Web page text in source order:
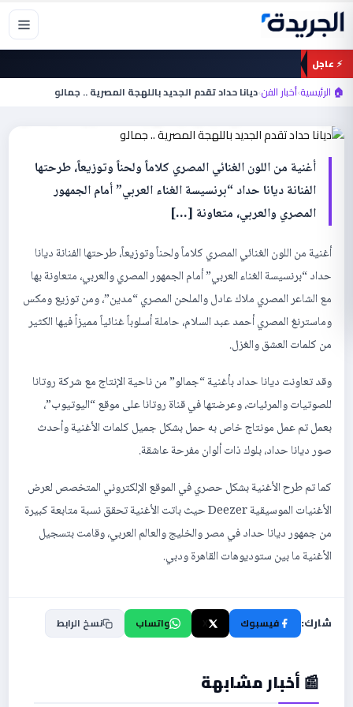
تخطي
المحتوى
⚡ عاجل
🏠 الرئيسية›أخبار الفن›ديانا حداد تقدم الجديد باللهجة المصرية .. جمالو أخبار الفن
أغنية من اللون الغنائي المصري كلاماً ولحناً وتوزيعاً، طرحتها
الفنانة ديانا حداد “برنسيسة الغناء العربي” أمام الجمهور
المصري والعربي، متعاونة […]
أغنية من اللون الغنائي المصري كلاماً ولحناً وتوزيعاً، طرحتها الفنانة ديانا
حداد “برنسيسة الغناء العربي” أمام الجمهور المصري والعربي، متعاونة بها
مع الشاعر المصري ملاك عادل والملحن المصري “مدين”، ومن توزيع ومكس
وماسترنغ المصري أحمد عبد السلام، حاملة أسلوباً غنائياً مميزاً فيها الكثير
من كلمات العشق والغزل.
وقد تعاونت ديانا حداد بأغنية “جمالو” من ناحية الإنتاج مع شركة روتانا
للصوتيات والمرئيات، وعرضتها في قناة روتانا على موقع “اليوتيوب”،
بعمل تم عمل مونتاج خاص به حمل بشكل جميل كلمات الأغنية وأحدث
صور ديانا حداد، بلوك ذات ألوان مفرحة عاشقة.
كما تم طرح الأغنية بشكل حصري في الموقع الإلكتروني المتخصص لعرض
الأغنيات الموسيقية Deezer حيث باتت الأغنية تحقق نسبة متابعة كبيرة
من جمهور ديانا حداد في مصر والخليج والعالم العربي، وقامت بتسجيل
الأغنية ما بين ستوديوهات القاهرة ودبي.
شارك: فيسبوك واتساب نسخ الرابط
📰 أخبار مشابهة